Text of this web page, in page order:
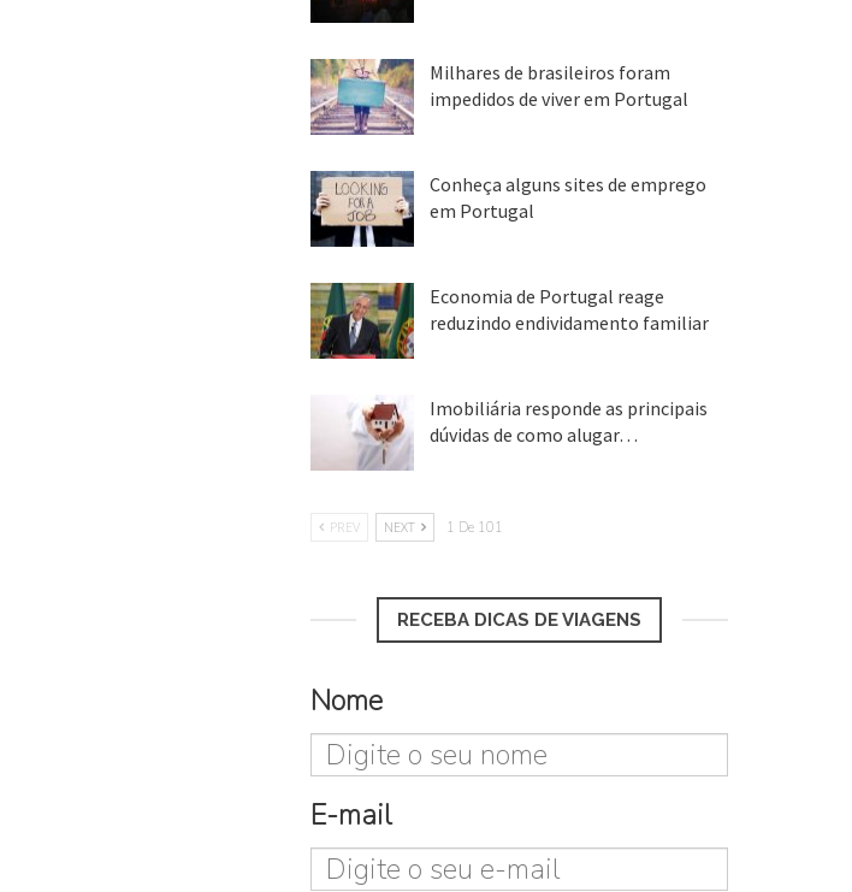
Milhares de brasileiros foram
impedidos de viver em Portugal
Conheça alguns sites de emprego
em Portugal
Economia de Portugal reage
reduzindo endividamento familiar
Imobiliária responde as principais
dúvidas de como alugar…
PREV NEXT 1 De 101
RECEBA DICAS DE VIAGENS
Nome
E-mail